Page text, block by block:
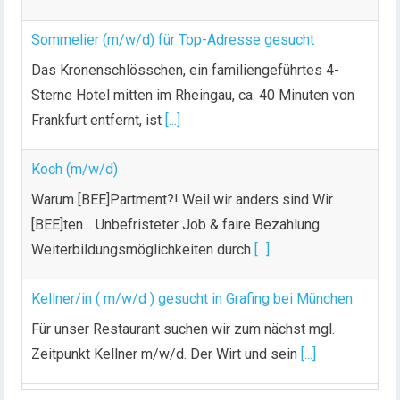
Sommelier (m/w/d) für Top-Adresse gesucht
Das Kronenschlösschen, ein familiengeführtes 4-
Sterne Hotel mitten im Rheingau, ca. 40 Minuten von
Frankfurt entfernt, ist [...]
Koch (m/w/d)
Warum [BEE]Partment?! Weil wir anders sind Wir
[BEE]ten… Unbefristeter Job & faire Bezahlung
Weiterbildungsmöglichkeiten durch [...]
Kellner/in ( m/w/d ) gesucht in Grafing bei München
Für unser Restaurant suchen wir zum nächst mgl.
Zeitpunkt Kellner m/w/d. Der Wirt und sein [...]